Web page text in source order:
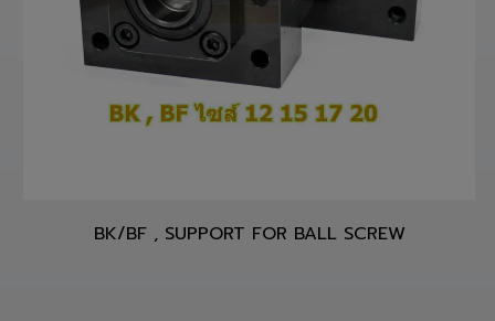
BK/BF , SUPPORT FOR BALL SCREW